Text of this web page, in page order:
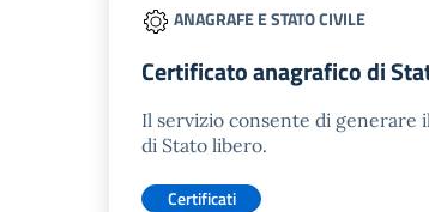
ANAGRAFE E STATO CIVILE
Certificato anagrafico di
Il servizio consente di generare
di Stato libero.
Certificati